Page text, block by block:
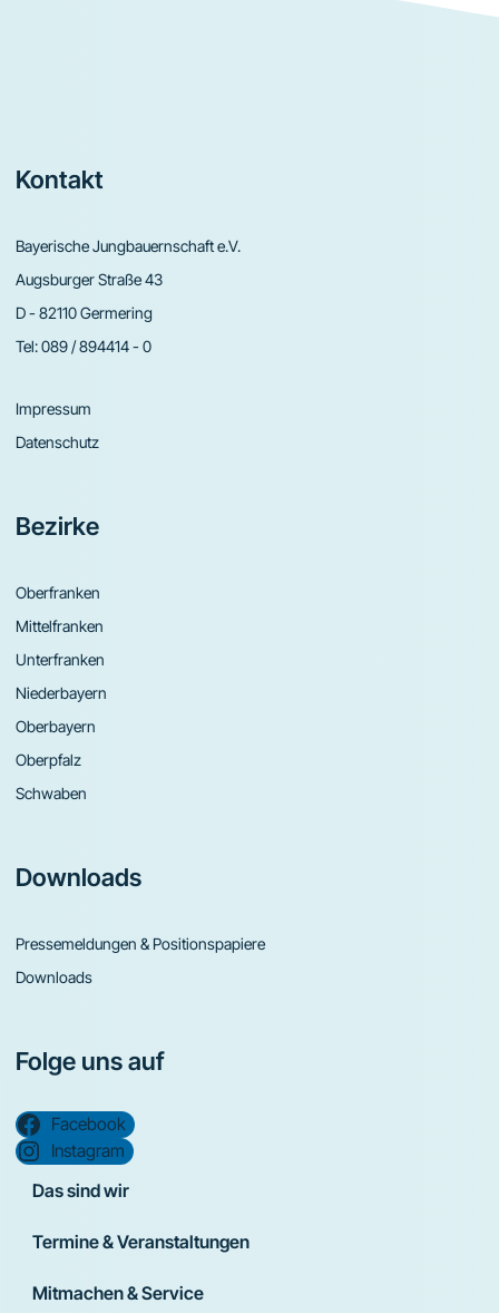
Footer
Kontakt
Bayerische Jungbauernschaft e.V.
Augsburger Straße 43
D - 82110 Germering
Tel:089 / 894414 - 0
Impressum
Datenschutz
Bezirke
Oberfranken
Mittelfranken
Unterfranken
Niederbayern
Oberbayern
Oberpfalz
Schwaben
Downloads
Pressemeldungen & Positionspapiere
Downloads
Folge uns auf
Facebook
Instagram
Das sind wir
Termine & Veranstaltungen
Mitmachen & Service